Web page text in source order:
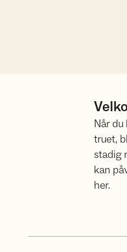
Når
truet,
stadig
kan
her.